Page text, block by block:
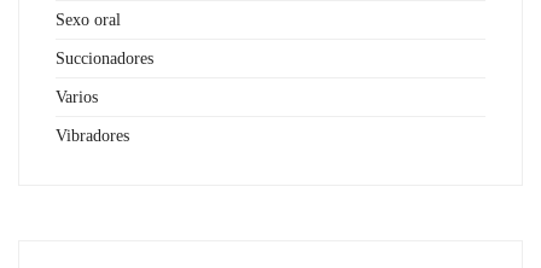
Sexo oral
Succionadores
Varios
Vibradores